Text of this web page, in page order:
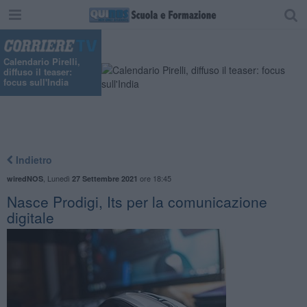
Calendario Pirelli,
diffuso il teaser:
focus sull'India
Indietro
wiredNOS, Lunedì 27 Settembre 2021 ore 18:45
Nasce Prodigi, Its per la comunicazione
digitale